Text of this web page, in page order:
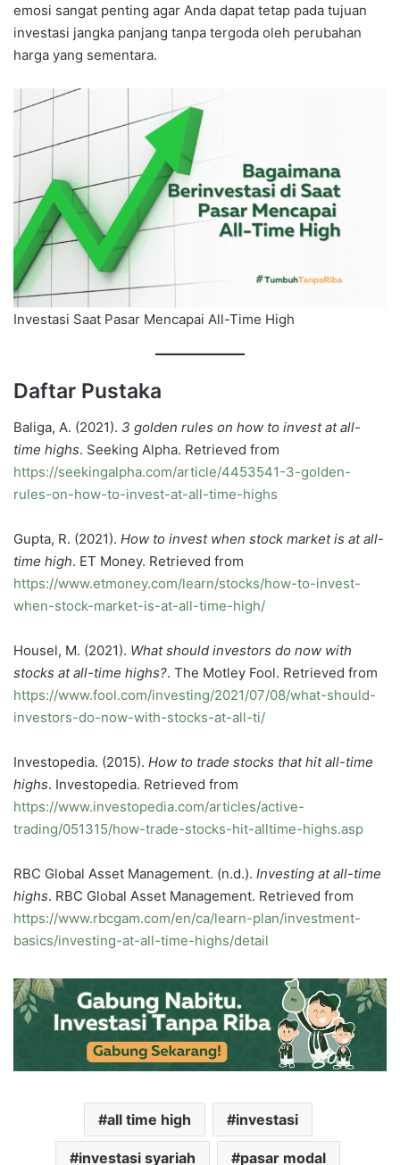
emosi sangat penting agar Anda dapat tetap pada tujuan
investasi jangka panjang tanpa tergoda oleh perubahan
harga yang sementara.
Investasi Saat Pasar Mencapai All-Time High
Daftar Pustaka
Baliga, A. (2021). 3 golden rules on how to invest at all-
time highs. Seeking Alpha. Retrieved from
https://seekingalpha.com/article/4453541-3-golden-
rules-on-how-to-invest-at-all-time-highs
Gupta, R. (2021). How to invest when stock market is at all-
time high. ET Money. Retrieved from
https://www.etmoney.com/learn/stocks/how-to-invest-
when-stock-market-is-at-all-time-high/
Housel, M. (2021). What should investors do now with
stocks at all-time highs?. The Motley Fool. Retrieved from
https://www.fool.com/investing/2021/07/08/what-should-
investors-do-now-with-stocks-at-all-ti/
Investopedia. (2015). How to trade stocks that hit all-time
highs. Investopedia. Retrieved from
https://www.investopedia.com/articles/active-
trading/051315/how-trade-stocks-hit-alltime-highs.asp
RBC Global Asset Management. (n.d.). Investing at all-time
highs. RBC Global Asset Management. Retrieved from
https://www.rbcgam.com/en/ca/learn-plan/investment-
basics/investing-at-all-time-highs/detail
all time high investasi
investasi syariah pasar modal